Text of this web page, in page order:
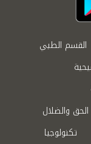
القسم الطبي
الحق والضلال
تكنولوجيا